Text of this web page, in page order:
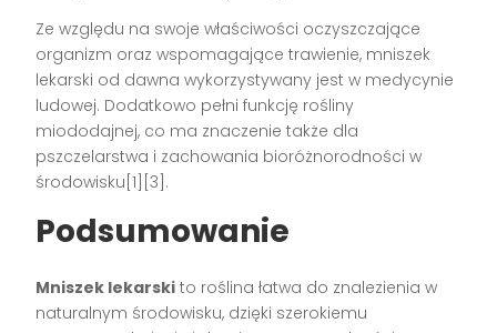
Ze względu na swoje właściwości oczyszczające
organizm oraz wspomagające trawienie, mniszek
lekarski od dawna wykorzystywany jest w medycynie
ludowej. Dodatkowo pełni funkcję rośliny
miododajnej, co ma znaczenie także dla
pszczelarstwa i zachowania bioróżnorodności w
środowisku[1][3].
Podsumowanie
Mniszek lekarski to roślina łatwa do znalezienia w
naturalnym środowisku, dzięki szerokiemu